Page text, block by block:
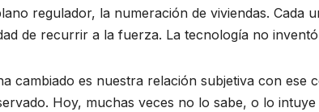
regulador, la numeración de viviendas. Cada
de recurrir a la fuerza. La tecnología no
cambiado es nuestra relación subjetiva con ese
Hoy, muchas veces no lo sabe, o lo